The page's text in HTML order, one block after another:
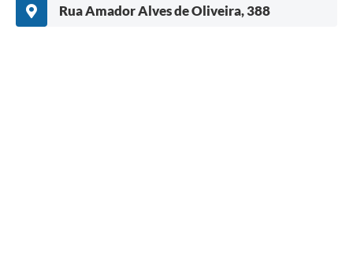
Rua Amador Alves de Oliveira, 388